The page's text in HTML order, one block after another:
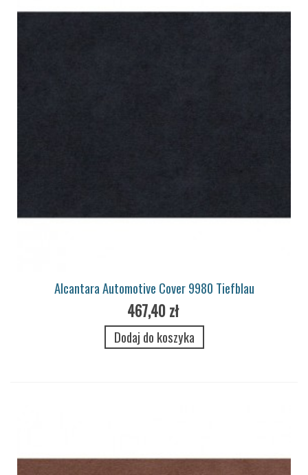
Alcantara Automotive Cover 9980 Tiefblau
467,40 zł
Dodaj do koszyka